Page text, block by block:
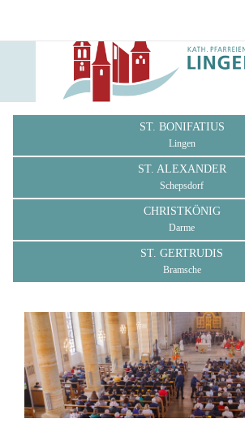
ST. BONIFATIUS
Lingen
ST. ALEXANDER
Schepsdorf
CHRISTKÖNIG
Darme
ST. GERTRUDIS
Bramsche